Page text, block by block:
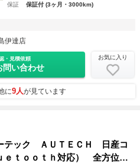
保証
保証付 (3ヶ月・3000km)
伊達店
・見積依頼
問い合わせ
お気に入り
に9人が見ています
ック ＡＵＴＥＣＨ 日産コ
ｅｔｏｏｔｈ対応） 全方位モ